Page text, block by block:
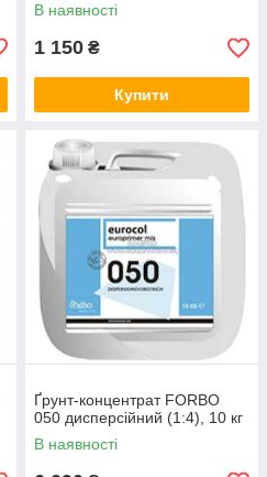
В наявності
1 150 ₴
Купити
Ґрунт-концентрат FORBO
050 дисперсійний (1:4), 10 кг
В наявності